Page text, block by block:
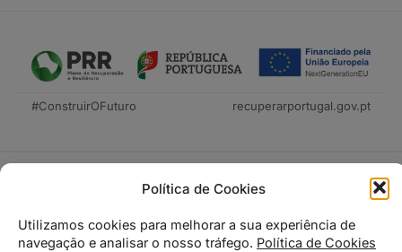
Política de Cookies
Utilizamos cookies para melhorar a sua experiência de
navegação e analisar o nosso tráfego. Política de Cookies
#ConstruirOFuturo recuperarportugal.gov.pt